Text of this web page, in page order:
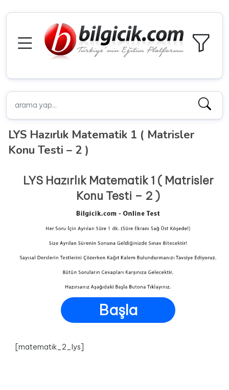
LYS Hazırlık Matematik 1 ( Matrisler
Konu Testi – 2 )
LYS Hazırlık Matematik 1 ( Matrisler
Konu Testi – 2 )
Başla
[matematik_2_lys]